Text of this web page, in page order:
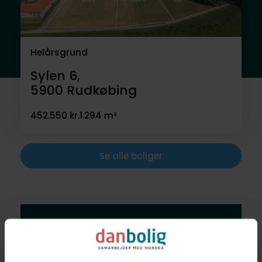
Helårsgrund
Sylen 6,
5900 Rudkøbing
452.550 kr.1.294 m²
Se alle boliger